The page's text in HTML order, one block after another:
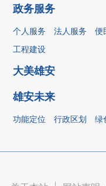
政务服务
个人服务 法人服务 便
工程建设
大美雄安
雄安未来
功能定位 行政区划 绿